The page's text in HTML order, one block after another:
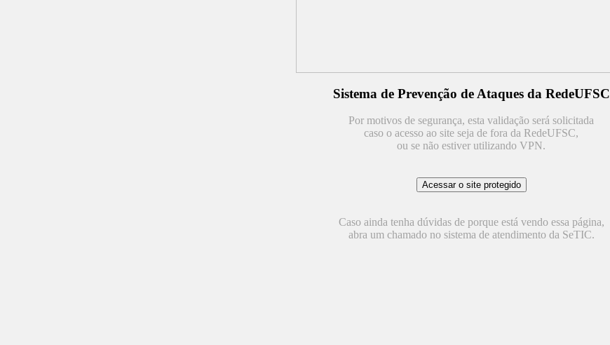
Sistema de Prevenção de Ataques da RedeUFSC
Por motivos de segurança, esta validação será solicitada
caso o acesso ao site seja de fora da RedeUFSC,
ou se não estiver utilizando VPN.
Caso ainda tenha dúvidas de porque está vendo essa página,
abra um chamado no sistema de atendimento da SeTIC.